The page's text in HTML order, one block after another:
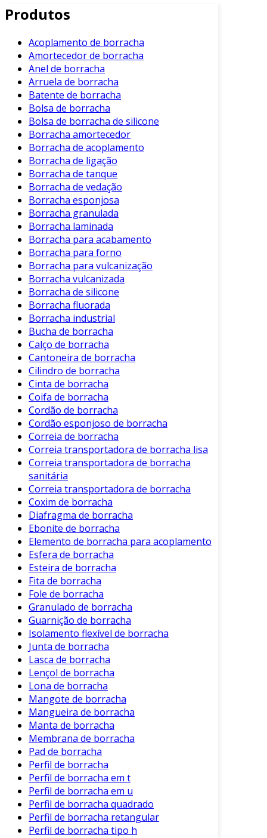
Além disso, sua natureza antibacteriana e
antiaderente evita a contaminação de
alimentos. Isso as torna uma opção popular
para quem busca praticidade e segurança no
armazenamento de produtos.
Principais Benefícios das Bolsas de
Borracha de Silicone
Entre os benefícios das bolsas de borracha de
silicone, destacam-se:
Durabilidade: O silicone é resistente ao
desgaste e pode durar muito mais do que
as opções tradicionais.
Resistência a Temperaturas
temperaturas extremas, sendo adequadas
para uso no congelador e forno.
Fácil Limpeza: Podem ser lavadas à mão
ou na máquina de lavar louças, facilitando
a rotina.
Ecológicas: São reutilizáveis, reduzindo a
necessidade de embalagens descartáveis
e contribuindo para a sustentabilidade.
Versatilidade : Podem ser utilizadas para
armazenar uma variedade de alimentos,
desde sólidos até líquidos.
Esses aspectos fazem das bolsas de borracha
de silicone uma alternativa atrativa para
diversas aplicações.
Indicações de Uso
As bolsas são amplamente utilizadas em várias
situações. Abaixo, confira alguns exemplos
práticos de uso:
Armazenamento de Alimentos: Ideal
para guardar frutas, vegetais, molhos e
até mesmo refeições prontas.
Organização: Podem ser usadas para
organizar itens diversos, como cosméticos
e acessórios.
Viagens: Compactas e leves, facilitam o
transporte de alimentos e produtos de
higiene pessoal.
Consequentemente, a versatilidade dessas
bolsas se apresenta como um grande atrativo.
Como Utilizar e Manter sua Bolsa de
Silicone
Manter a bolsa de borracha de silicone é
simples e eficiente. Aqui estão algumas dicas
para garantir a longevidade do produto:
Limpeza: Sempre lave a bolsa após o uso
para evitar odores. Utilize água e sabão
Produtos
Acoplamento de borracha
Amortecedor de borracha
Anel de borracha
Arruela de borracha
Batente de borracha
Bolsa de borracha
Bolsa de borracha de silicone
Borracha amortecedor
Borracha de acoplamento
Borracha de ligação
Borracha de tanque
Borracha de vedação
Borracha esponjosa
Borracha granulada
Borracha laminada
Borracha para acabamento
Borracha para forno
Borracha para vulcanização
Borracha vulcanizada
Borracha de silicone
Borracha fluorada
Borracha industrial
Bucha de borracha
Calço de borracha
Cantoneira de borracha
Cilindro de borracha
Cinta de borracha
Coifa de borracha
Cordão de borracha
Cordão esponjoso de borracha
Correia de borracha
Correia transportadora de borracha lisa
Correia transportadora de borracha
sanitária
Correia transportadora de borracha
Coxim de borracha
Diafragma de borracha
Ebonite de borracha
Elemento de borracha para acoplamento
Esfera de borracha
Esteira de borracha
Fita de borracha
Fole de borracha
Granulado de borracha
Guarnição de borracha
Isolamento flexível de borracha
Junta de borracha
Lasca de borracha
Lençol de borracha
Lona de borracha
Mangote de borracha
Mangueira de borracha
Manta de borracha
Membrana de borracha
Pad de borracha
Perfil de borracha
Perfil de borracha em t
Perfil de borracha em u
Perfil de borracha quadrado
Perfil de borracha retangular
Perfil de borracha tipo h